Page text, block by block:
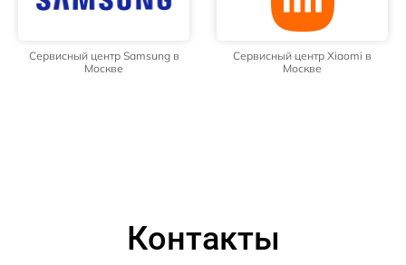
Сервисный центр Samsung в
Москве
Сервисный центр Xiaomi в
Москве
Контакты